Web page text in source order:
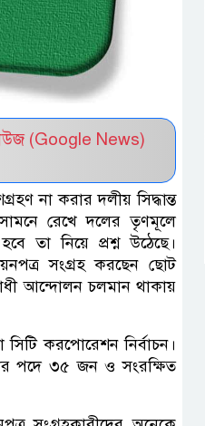
(Google News)
না করার দলীয় সিদ্ধান্ত
রেখে দলের তৃণমূলে
তা নিয়ে প্রশ্ন উঠেছে।
সংগ্রহ করছেন ছোট
আন্দোলন চলমান থাকায়
করপোরেশন নির্বাচন।
পদে ৩৫ জন ও সংরক্ষিত